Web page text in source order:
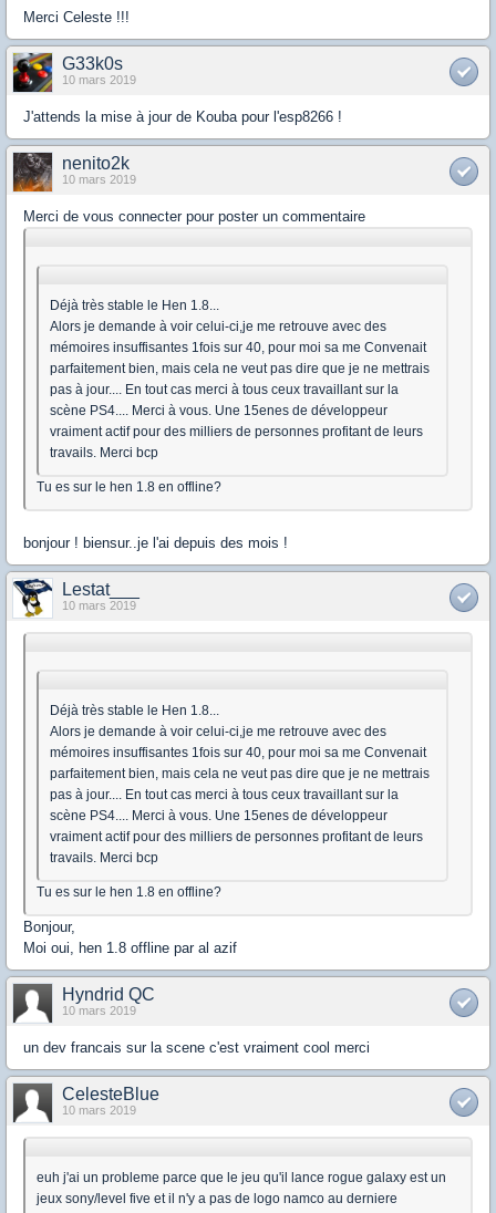
Merci Celeste !!!
G33k0s
10 mars 2019
J'attends la mise à jour de Kouba pour l'esp8266 !
nenito2k
10 mars 2019
Merci de vous connecter pour poster un commentaire
Déjà très stable le Hen 1.8...
Alors je demande à voir celui-ci,je me retrouve avec des
mémoires insuffisantes 1fois sur 40, pour moi sa me Convenait
parfaitement bien, mais cela ne veut pas dire que je ne mettrais
pas à jour.... En tout cas merci à tous ceux travaillant sur la
scène PS4.... Merci à vous. Une 15enes de développeur
vraiment actif pour des milliers de personnes profitant de leurs
travails. Merci bcp
Tu es sur le hen 1.8 en offline?
bonjour ! biensur..je l'ai depuis des mois !
Lestat___
10 mars 2019
Déjà très stable le Hen 1.8...
Alors je demande à voir celui-ci,je me retrouve avec des
mémoires insuffisantes 1fois sur 40, pour moi sa me Convenait
parfaitement bien, mais cela ne veut pas dire que je ne mettrais
pas à jour.... En tout cas merci à tous ceux travaillant sur la
scène PS4.... Merci à vous. Une 15enes de développeur
vraiment actif pour des milliers de personnes profitant de leurs
travails. Merci bcp
Tu es sur le hen 1.8 en offline?
Bonjour,
Moi oui, hen 1.8 offline par al azif
Hyndrid QC
10 mars 2019
un dev francais sur la scene c'est vraiment cool merci
CelesteBlue
10 mars 2019
euh j'ai un probleme parce que le jeu qu'il lance rogue galaxy est un
jeux sony/level five et il n'y a pas de logo namco au derniere